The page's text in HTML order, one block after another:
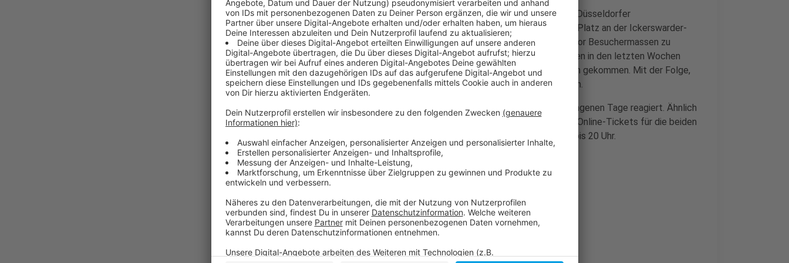
Unterstützt werden die Mitarbeiter des Ordnungsamtes von den Düsseldorfer
Verkehrskadetten. Sie sollen Autofahrer auch auf den Park+Ride Platz an der Ickerswarder-
Ecke Münchener Straße lotsen. Dabei geht es darum, Anwohner vor Besuchermassen zu
schützen. Weil es in Freibädern keine freien Plätze mehr gab, waren in den letzten Wochen
viele Menschen mit ihren Autos an den Himmelgeister Rheinbogen gekommen. Mit der Folge,
dass Rettungswege aber auch private Einfahrten zugeparkt waren.
Auch der Unterbacher See hat auf den großen Andrang der vergangenen Tage reagiert. Ähnlich
wie in den städtischen Freibädern sollten wir uns ab sofort vorab Online-Tickets für die beiden
Strandbäder besorgen. Es gibt zwei Zeit-Slots: 10 bis 14 und 15 bis 20 Uhr.
Weitere Infos und Links zum Thema:
AD-Meldung nach dem vergangenen Wochenende!
Infos der Stadt zu Bußgeldern!
Auszug aus der Bußgeld-Verordnung!
Unterbacher See: Infos zur Online-Buchung!